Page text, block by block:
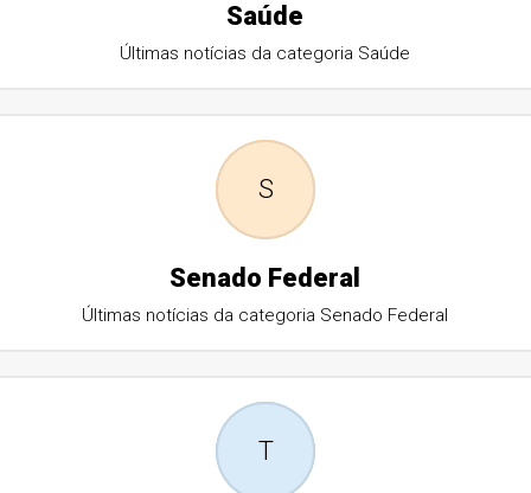
Saúde
Últimas notícias da categoria Saúde
S
Senado Federal
Últimas notícias da categoria Senado Federal
T